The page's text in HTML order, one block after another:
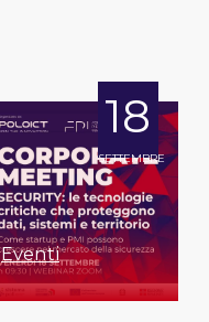
18
SETTEMBRE
Eventi